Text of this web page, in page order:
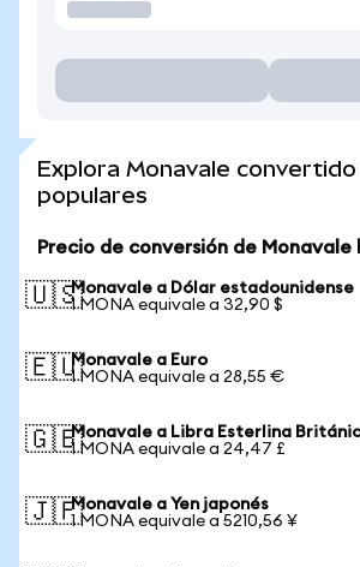
Explora Monavale
populares
Precio de conversión de Monavale
🇺🇸Monavale a Dólar estadounidense
1 MONA equivale a 32,90 $
🇪🇺Monavale a Euro
1 MONA equivale a 28,55 €
🇬🇧Monavale a Libra Esterlina
1 MONA equivale a 24,47 £
🇯🇵Monavale a Yen japonés
1 MONA equivale a 5210,56 ¥